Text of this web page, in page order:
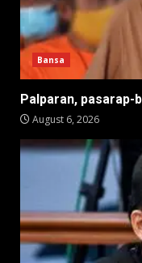
Bansa
Palparan, pasarap-
August 6, 2026